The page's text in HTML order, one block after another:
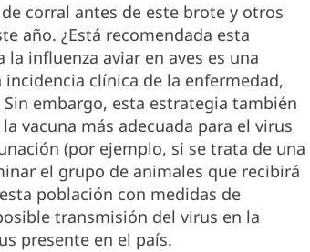
corral antes de este brote y otros
año. ¿Está recomendada esta
influenza aviar en aves es una
clínica de la enfermedad,
embargo, esta estrategia también
vacuna más adecuada para el virus
(por ejemplo, si se trata de una
el grupo de animales que recibirá
población con medidas de
transmisión del virus en la
presente en el país.